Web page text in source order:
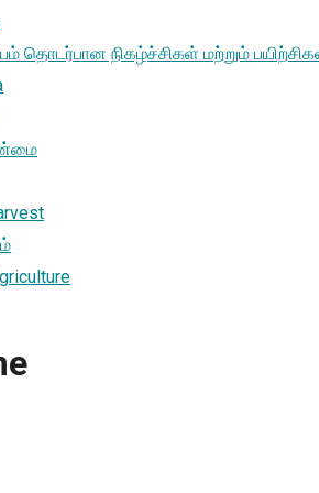
தொடர்பான நிகழ்ச்சிகள் மற்றும்